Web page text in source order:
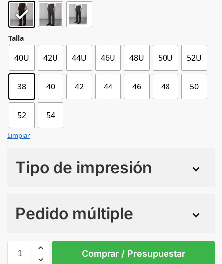
Talla
40U 42U 44U 46U 48U 50U 52U
38 40 42 44 46 48 50
52 54
Limpiar
Tipo de impresión
Pedido múltiple
Comprar / Presupuestar